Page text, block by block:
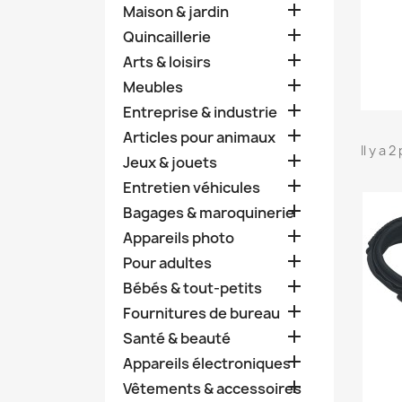
Maison & jardin 
Quincaillerie 
Arts & loisirs 
Meubles 
Entreprise & industrie 
Articles pour animaux 
Jeux & jouets 
Entretien véhicules 
Bagages & maroquinerie

Appareils photo 
Pour adultes 
Bébés & tout-petits 
Fournitures de bureau 
Santé & beauté 
Appareils électroniques
Vêtements & accessoires

Il y a